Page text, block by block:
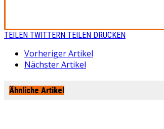
TEILEN TWITTERN TEILEN DRUCKEN
Vorheriger Artikel
Nächster Artikel
Ähnliche Artikel